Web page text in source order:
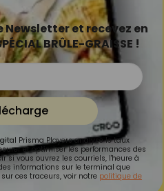
et recevez en
BRÛLE-GRAISSE !
Prisma Players analyse le taux
et optimiser les performances des
si vous ouvrez les courriels, l'heure à
informations sur le terminal que
ces traceurs, voir notre politique de